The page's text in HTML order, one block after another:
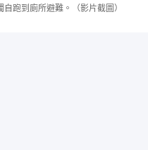
跑到廁所避難。（影片截圖）